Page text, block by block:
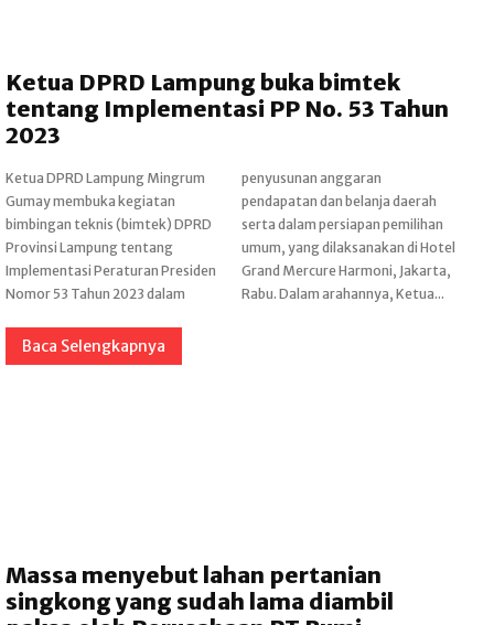
Ketua DPRD Lampung buka bimtek
tentang Implementasi PP No. 53 Tahun
2023
Ketua DPRD Lampung Mingrum
Gumay membuka kegiatan
bimbingan teknis (bimtek) DPRD
Provinsi Lampung tentang
Implementasi Peraturan Presiden
Nomor 53 Tahun 2023 dalam
penyusunan anggaran
pendapatan dan belanja daerah
serta dalam persiapan pemilihan
umum, yang dilaksanakan di Hotel
Grand Mercure Harmoni, Jakarta,
Rabu. Dalam arahannya, Ketua...
Baca Selengkapnya
Massa menyebut lahan pertanian
singkong yang sudah lama diambil